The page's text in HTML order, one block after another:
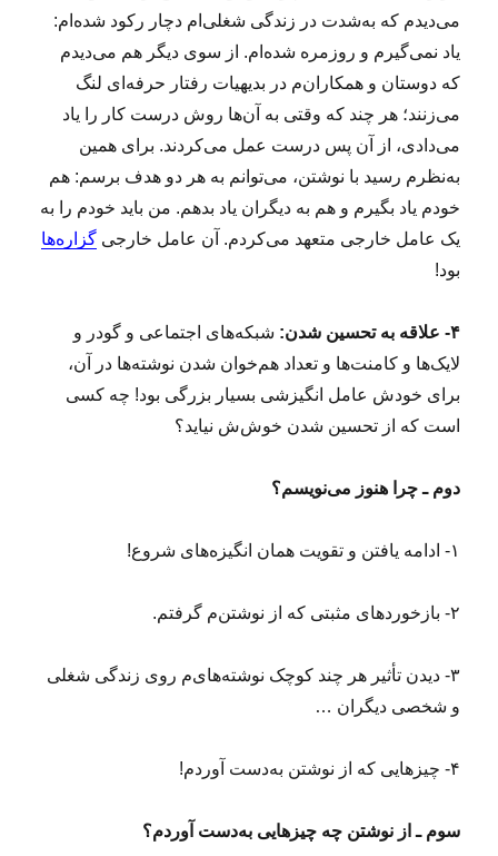
می‌دیدم که به‌شدت در زندگی‌ شغلی‌ام دچار رکود شده‌ام:
یاد نمی‌گیرم و روزمره شده‌ام. از سوی دیگر هم می‌دیدم
که دوستان و همکاران‌م در بدیهیات رفتار حرفه‌ای لنگ
می‌زنند؛ هر چند که وقتی به آن‌ها روش درست کار را یاد
می‌دادی، از آن پس درست عمل می‌کردند. برای همین
به‌نظرم رسید با نوشتن، می‌توانم به هر دو هدف برسم: هم
خودم یاد بگیرم و هم به دیگران یاد بدهم. من باید خودم را به
یک عامل خارجی متعهد می‌کردم. آن عامل خارجیگزاره‌ها
بود!
۴- علاقه به تحسین شدن:
شبکه‌های اجتماعی و گودر و
لایک‌ها و کامنت‌ها و تعداد هم‌خوان شدن نوشته‌ها در آن،
برای خودش عامل انگیزشی بسیار بزرگی بود! چه کسی
است که از تحسین شدن خوش‌ش نیاید؟
دوم ـ چرا هنوز می‌نویسم؟
۱- ادامه یافتن و تقویت همان انگیزه‌های شروع!
۲- بازخوردهای مثبتی که از نوشتن‌م گرفتم.
۳- دیدن تأثیر هر چند کوچک نوشته‌های‌م روی زندگی شغلی
و شخصی دیگران …
۴- چیزهایی که از نوشتن به‌دست آوردم!
سوم ـ از نوشتن چه چیزهایی به‌دست آوردم؟